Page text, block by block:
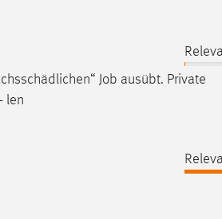
Job ausübt. Private
len